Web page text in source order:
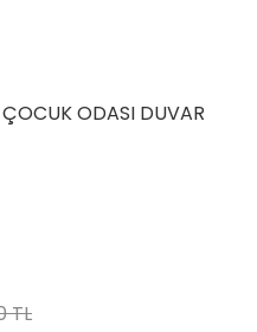
ODASI DUVAR
TL